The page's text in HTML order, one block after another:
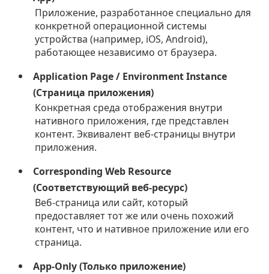
Приложение, разработанное специально для
конкретной операционной системы
устройства (например, iOS, Android),
работающее независимо от браузера.
Application Page / Environment Instance
(Страница приложения)
Конкретная среда отображения внутри
нативного приложения, где представлен
контент. Эквивалент веб-страницы внутри
приложения.
Corresponding Web Resource
(Соответствующий веб-ресурс)
Веб-страница или сайт, который
предоставляет тот же или очень похожий
контент, что и нативное приложение или его
страница.
App-Only (Только приложение)